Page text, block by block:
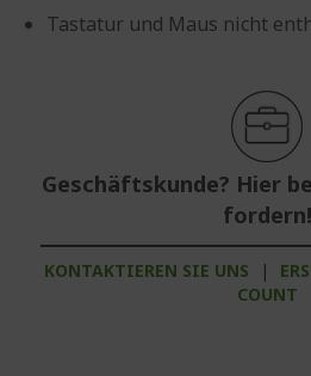
Tastatur und Maus nicht
Geschäftskunde? Hier
fordern!
KONTAKTIEREN SIE UNS |
COUNT